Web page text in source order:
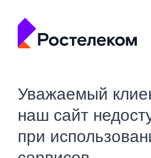
Уважаемый
наш сайт
при